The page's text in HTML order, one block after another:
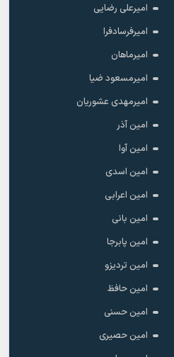
امیرعلی رضایی
امیرفرسادفرا
امیرماهان
امیرمسعود ضیا
امیرمهدی عشوریان
امین آذر
امین آوا
امین اسدی
امین اعرابی
امین بانی
امین پابرجا
امین تردیزو
امین حافظ
امین حسنی
امین حصیری